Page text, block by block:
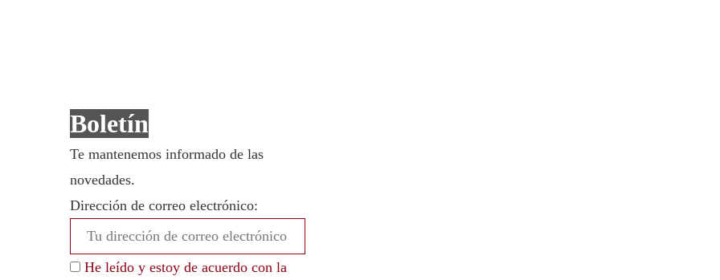
Boletín
Te mantenemos informado de las
novedades.
Dirección de correo electrónico:
He leído y estoy de acuerdo con la